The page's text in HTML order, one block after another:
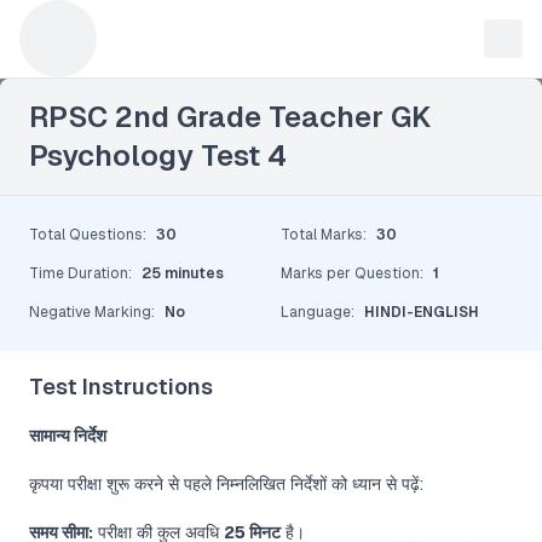
RPSC 2nd Grade Teacher GK
Psychology Test 4
Total Questions: 30 Total Marks: 30
Time Duration: 25 minutes Marks per Question: 1
Negative Marking: No Language: HINDI-ENGLISH
Test Instructions
सामान्य निर्देश
कृपया परीक्षा शुरू करने से पहले निम्नलिखित निर्देशों को ध्यान से पढ़ें:
समय सीमा: परीक्षा की कुल अवधि 25 मिनटहै।
Leave a Reply